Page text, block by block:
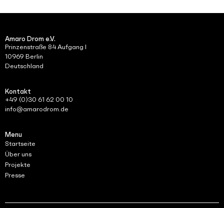
Amaro Drom e.V.
Prinzenstraße 84 Aufgang I
10969 Berlin
Deutschland
Kontakt
+49 (0)30 61 62 00 10
info@amarodrom.de
Menu
Startseite
Über uns
Projekte
Presse